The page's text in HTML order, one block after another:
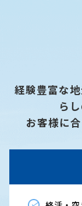
経験豊富な
ら
お客様に